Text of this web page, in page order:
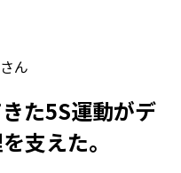
ん
た5S運動がデ
支えた。